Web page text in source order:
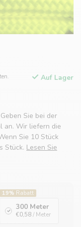
Auf Lager
Sie bei der
an. Wir liefern die
Sie 10 Stück
Stück. Lesen Sie
19% Rabatt
300 Meter
€0,58/ Meter